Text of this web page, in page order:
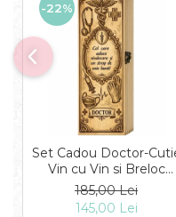
-22%
Set Cadou Doctor-
Vin cu Vin si Breloc
Personalizate
185,00 Lei
145,00 Lei